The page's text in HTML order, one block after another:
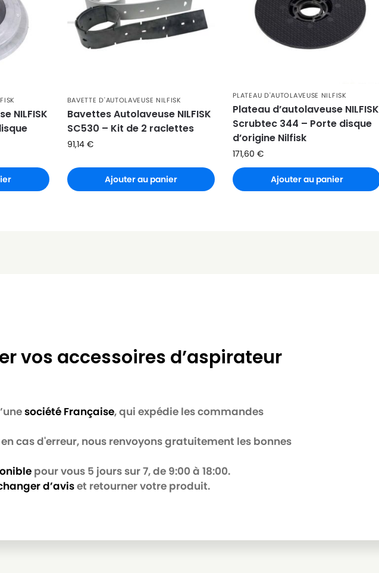
NILFISK
BAVETTE D'AUTOLAVEUSE NILFISK
Bavettes Autolaveuse NILFISK
SC530 – Kit de 2 raclettes
91,14 €
Ajouter au panier
PLATEAU D'AUTOLAVEUSE NILFISK
Plateau d’autolaveuse NILFISK
Scrubtec 344 – Porte disque
d’origine Nilfisk
171,60€
Ajouter au panier
vos accessoires d’aspirateur
société Française, qui expédie les commandes
en cas d'erreur, nous renvoyons gratuitement les bonnes
pour vous 5 jours sur 7, de 9:00 à 18:00.
d’aviset retourner votre produit.